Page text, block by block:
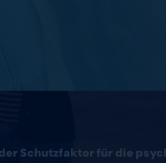
Schutzfaktor für die